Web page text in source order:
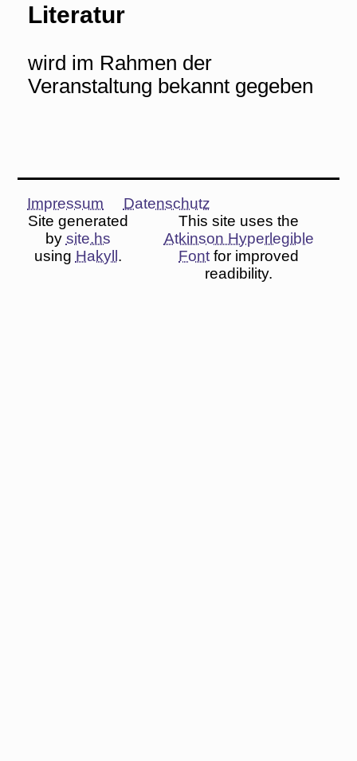
Literatur
wird im Rahmen der
Veranstaltung bekannt gegeben
Impressum
Datenschutz
Site generated
by site.hs
using Hakyll .
This site uses the
Atkinson Hyperlegible
Font for improved
readibility.